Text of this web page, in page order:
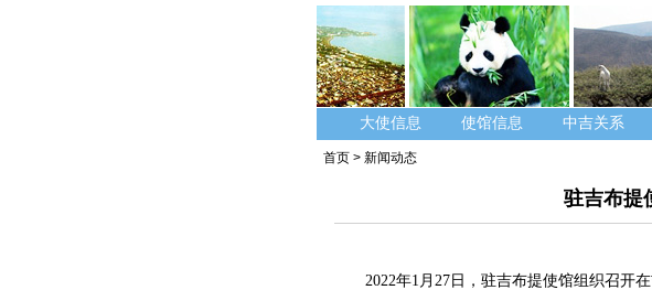
大使信息 使馆信息 中吉关系
首页 > 新闻动态
驻吉布提
2022年1月27日，驻吉布提使馆组织召开